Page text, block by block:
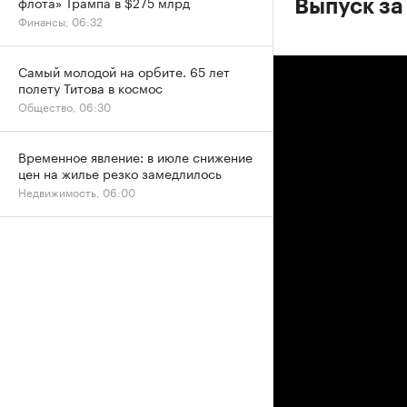
Выпуск
Финансы, 06:32
Самый молодой на орбите. 65 лет
полету Титова в космос
Общество, 06:30
Временное явление: в июле снижение
цен на жилье резко замедлилось
Недвижимость, 06:00